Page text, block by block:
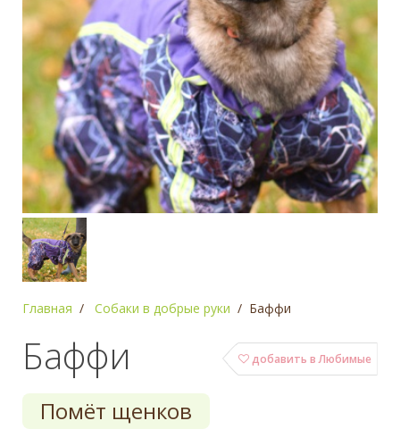
Главная Собаки в добрые руки Баффи
добавить в Любимые
Баффи
Помёт щенков